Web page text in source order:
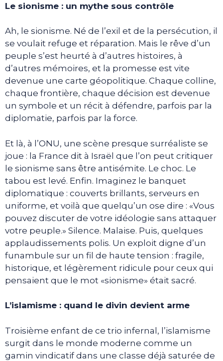
Le sionisme : un mythe sous contrôle
Ah, le sionisme. Né de l’exil et de la persécution, il
se voulait refuge et réparation. Mais le rêve d’un
peuple s’est heurté à d’autres histoires, à
d’autres mémoires, et la promesse est vite
devenue une carte géopolitique. Chaque colline,
chaque frontière, chaque décision est devenue
un symbole et un récit à défendre, parfois par la
diplomatie, parfois par la force.
Et là, à l’ONU, une scène presque surréaliste se
joue : la France dit à Israël que l’on peut critiquer
le sionisme sans être antisémite. Le choc. Le
tabou est levé. Enfin. Imaginez le banquet
diplomatique : couverts brillants, serveurs en
uniforme, et voilà que quelqu’un ose dire : «Vous
pouvez discuter de votre idéologie sans attaquer
votre peuple.» Silence. Malaise. Puis, quelques
applaudissements polis. Un exploit digne d’un
funambule sur un fil de haute tension : fragile,
historique, et légèrement ridicule pour ceux qui
pensaient que le mot «sionisme» était sacré.
L’islamisme : quand le divin devient arme
Troisième enfant de ce trio infernal, l’islamisme
surgit dans le monde moderne comme un
gamin vindicatif dans une classe déjà saturée de